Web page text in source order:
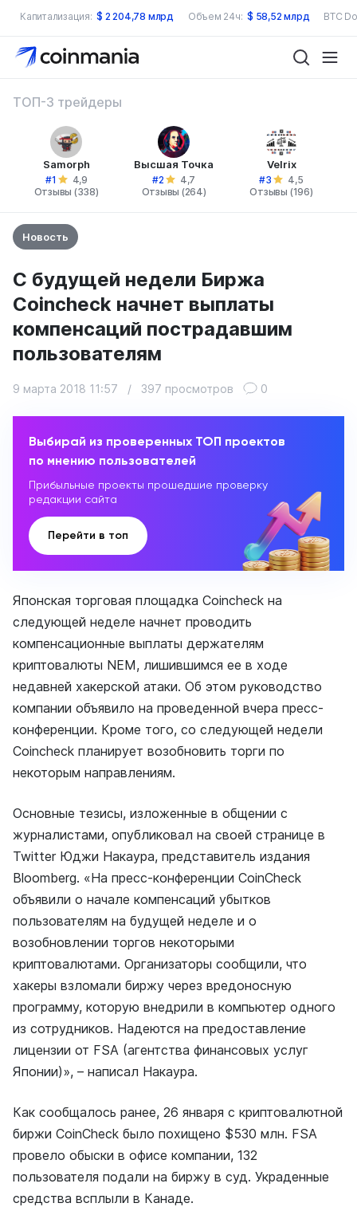
Капитализация: $ 2 204,78 млрд Объем 24ч: $ 58,52 млрд BTC
ТОП-3 трейдеры
Samorph
#1
4,9
Отзывы (338)
Высшая Точка
#2
4,7
Отзывы (264)
Velrix
#3
4,5
Отзывы (196)
Новость
С будущей недели Биржа
Coincheck начнет выплаты
компенсаций пострадавшим
пользователям
9 марта 2018 11:57 / 397 просмотров 0
Выбирай из проверенных ТОП проектов
по мнению пользователей
Прибыльные проекты прошедшие проверку
редакции сайта
Перейти в топ
Японская торговая площадка Coincheck на
следующей неделе начнет проводить
компенсационные выплаты держателям
криптовалюты NEM, лишившимся ее в ходе
недавней хакерской атаки. Об этом руководство
компании объявило на проведенной вчера пресс-
конференции. Кроме того, со следующей недели
Coincheck планирует возобновить торги по
некоторым направлениям.
Основные тезисы, изложенные в общении с
журналистами, опубликовал на своей странице в
Twitter Юджи Накаура, представитель издания
Bloomberg. «На пресс-конференции CoinCheck
объявили о начале компенсаций убытков
пользователям на будущей неделе и о
возобновлении торгов некоторыми
криптовалютами. Организаторы сообщили, что
хакеры взломали биржу через вредоносную
программу, которую внедрили в компьютер одного
из сотрудников. Надеются на предоставление
лицензии от FSA (агентства финансовых услуг
Японии)», – написал Накаура.
Как сообщалось ранее, 26 января с криптовалютной
биржи CoinCheck было похищено $530 млн. FSA
провело обыски в офисе компании, 132
пользователя подали на биржу в суд. Украденные
средства всплыли в Канаде.